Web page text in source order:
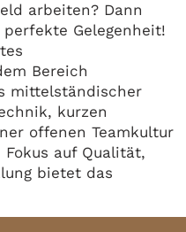
arbeiten? Dann
Gelegenheit!
Bereich
mittelständischer
kurzen
offenen Teamkultur
auf Qualität,
bietet das